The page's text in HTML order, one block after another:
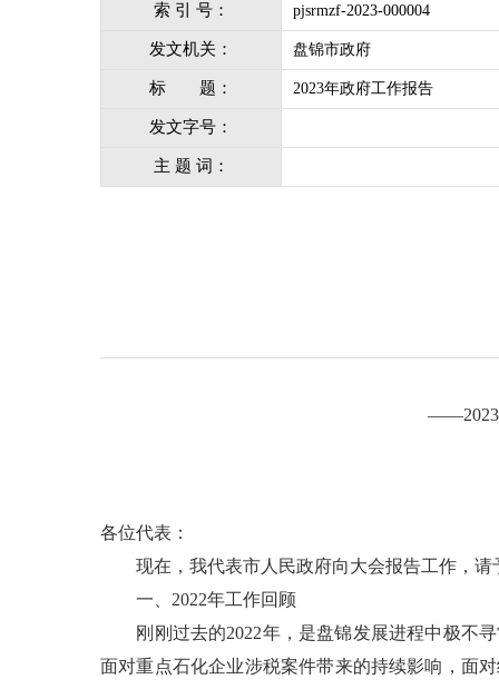
索 引 号： pjsrmzf-2023-000004
发文机关： 盘锦市政府
标 题： 2023年政府工作报告
发文字号：
主 题 词：
——2023
各位代表：
现在，我代表市人民政府向大会报告工作，请
一、2022年工作回顾
刚刚过去的2022年，是盘锦发展进程中极不寻
面对重点石化企业涉税案件带来的持续影响，面